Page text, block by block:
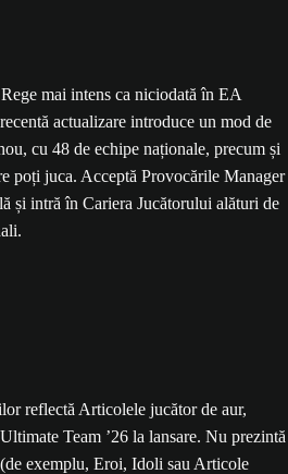
mai intens ca niciodată în EA
actualizare introduce un mod de
cu 48 de echipe naționale, precum și
poți juca. Acceptă Provocările Manager
și intră în Cariera Jucătorului alături de
reflectă Articolele jucător de aur,
Team ’26 la lansare. Nu prezintă
exemplu, Eroi, Idoli sau Articole